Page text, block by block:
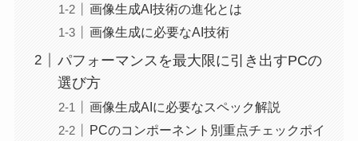
画像生成AI技術の進化とは
画像生成に必要なAI技術
パフォーマンスを最大限に引き出すPCの
選び方
画像生成AIに必要なスペック解説
PCのコンポーネント別重点チェックポイ